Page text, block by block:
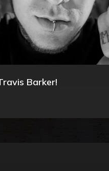
Barker!